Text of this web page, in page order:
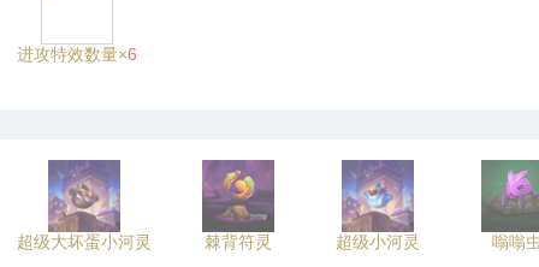
进攻特效数量×6
超级大坏蛋小河灵 棘背符灵 超级小河灵 嗡嗡